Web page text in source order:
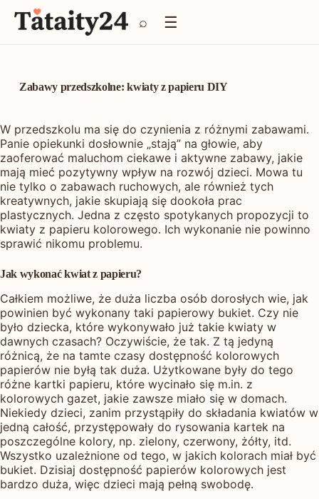
P
r
d
o
t
r
e
ś
c
i
⌕ ☰
Zabawy przedszkolne: kwiaty z papieru DIY
W przedszkolu ma się do czynienia z różnymi zabawami.
Panie opiekunki dosłownie „stają” na głowie, aby
zaoferować maluchom ciekawe i aktywne zabawy, jakie
mają mieć pozytywny wpływ na rozwój dzieci. Mowa tu
nie tylko o zabawach ruchowych, ale również tych
kreatywnych, jakie skupiają się dookoła prac
plastycznych. Jedna z często spotykanych propozycji to
kwiaty z papieru kolorowego. Ich wykonanie nie powinno
sprawić nikomu problemu.
Jak wykonać kwiat z papieru?
Całkiem możliwe, że duża liczba osób dorosłych wie, jak
powinien być wykonany taki papierowy bukiet. Czy nie
było dziecka, które wykonywało już takie kwiaty w
dawnych czasach? Oczywiście, że tak. Z tą jedyną
różnicą, że na tamte czasy dostępność kolorowych
papierów nie byłą tak duża. Użytkowane były do tego
różne kartki papieru, które wycinało się m.in. z
kolorowych gazet, jakie zawsze miało się w domach.
Niekiedy dzieci, zanim przystąpiły do składania kwiatów w
jedną całość, przystępowały do rysowania kartek na
poszczególne kolory, np. zielony, czerwony, żółty, itd.
Wszystko uzależnione od tego, w jakich kolorach miał być
bukiet. Dzisiaj dostępność papierów kolorowych jest
bardzo duża, więc dzieci mają pełną swobodę.